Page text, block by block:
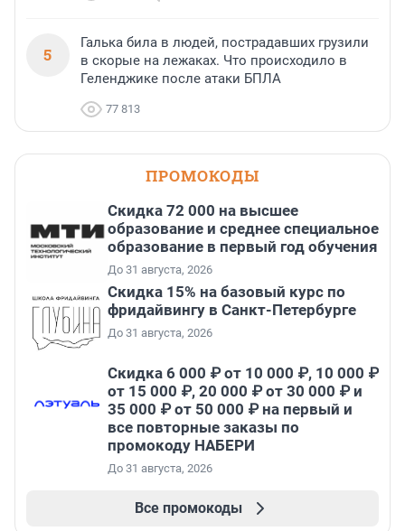
5
Галька била в людей, пострадавших грузили
в скорые на лежаках. Что происходило в
Геленджике после атаки БПЛА
77 813
ПРОМОКОДЫ
Скидка 72 000 на высшее
образование и среднее специальное
образование в первый год обучения
До 31 августа, 2026
Скидка 15% на базовый курс по
фридайвингу в Санкт-Петербурге
До 31 августа, 2026
Скидка 6 000 ₽ от 10 000 ₽, 10 000 ₽
от 15 000 ₽, 20 000 ₽ от 30 000 ₽ и
35 000 ₽ от 50 000 ₽ на первый и
все повторные заказы по
промокоду НАБЕРИ
До 31 августа, 2026
Все промокоды